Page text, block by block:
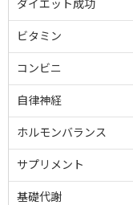
ダイエット成功
ビタミン
コンビニ
自律神経
ホルモンバランス
サプリメント
基礎代謝